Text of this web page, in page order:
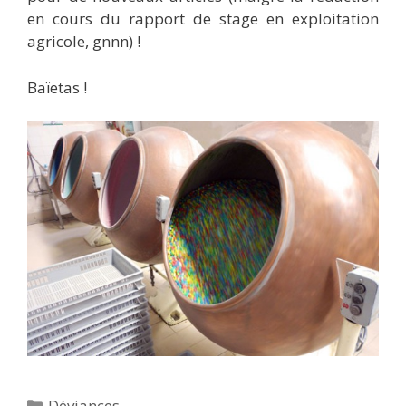
en cours du rapport de stage en exploitation
agricole, gnnn) !
Baïetas !